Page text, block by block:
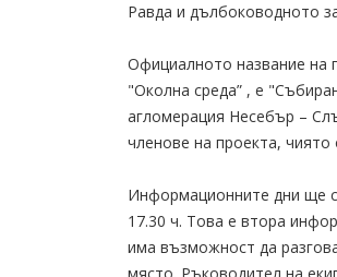
Равда и дълбоководното
Официалното название на
"Околна среда” , е
агломерация Несебър –
членове на проекта,
Информационните дни ще
17.30 ч. Това е втора
има възможност да